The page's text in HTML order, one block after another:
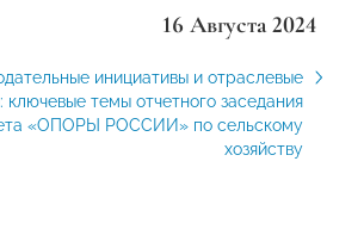
16 Августа 2024
инициативы и отраслевые
ключевые темы отчетного заседания
«ОПОРЫ РОССИИ» по сельскому
хозяйству